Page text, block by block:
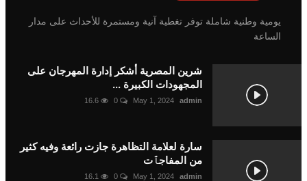
يومية وطنية شاملة توفر تغطية آنية ومستمرة للأحداث على مدار
الساعة
شرين المصرية أشكر إدارة المهرجان على
المجهودات الكبيرة ...
May 1, 2024
0
16.6
سارة لعلامة التظاهرة جازت رائعة وفيه كثير
من المفاجٱت
May 1, 2024
0
16.1